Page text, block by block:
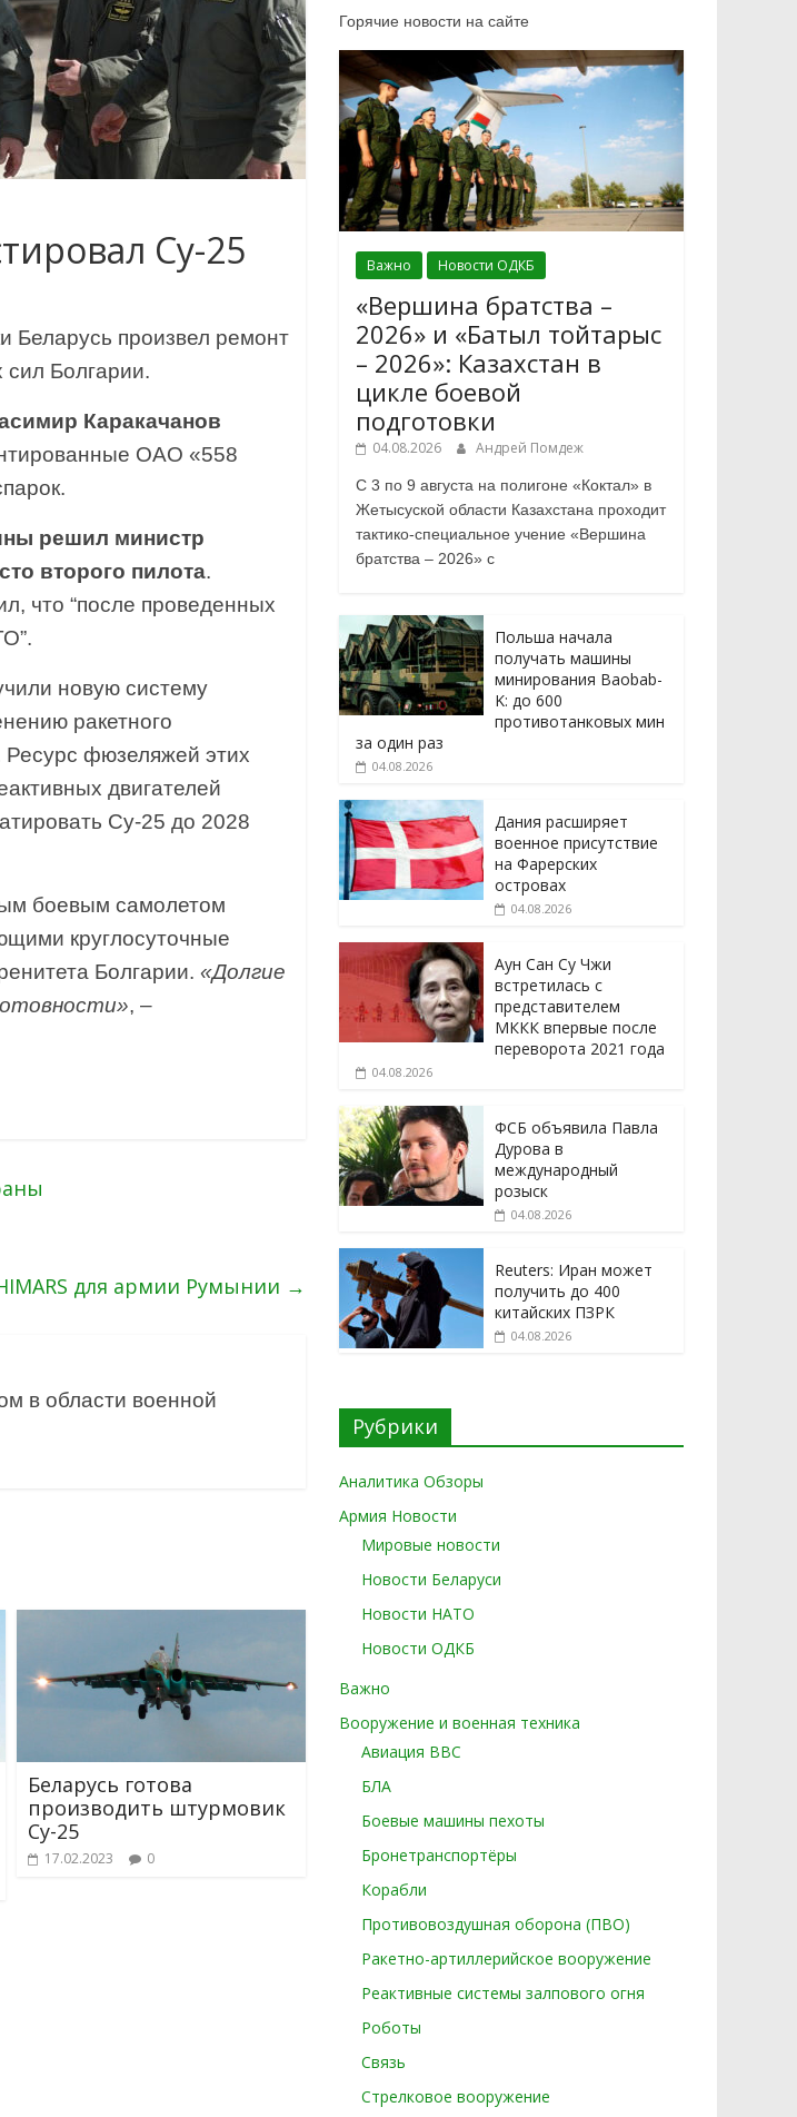
Су-25
Беларусь произвел ремонт
Болгарии.
Каракачанов
ОАО «558
решил министр
второго пилота.
что “после проведенных
новую систему
ракетного
Ресурс фюзеляжей этих
двигателей
Су-25 до 2028
боевым самолетом
круглосуточные
Болгарии. «Долгие
, –
для армии Румынии →
в области военной
Беларусь готова
производить штурмовик
Су-25
17.02.2023 0
Горячие новости на сайте
Важно Новости ОДКБ
«Вершина братства –
2026» и «Батыл тойтарыс
– 2026»: Казахстан в
цикле боевой
подготовки
04.08.2026 Андрей Помдеж
С 3 по 9 августа на полигоне «Коктал» в
Жетысуской области Казахстана проходит
тактико-специальное учение «Вершина
братства – 2026» с
Польша начала
получать машины
минирования Baobab-
K: до 600
противотанковых мин
за один раз
04.08.2026
Дания расширяет
военное присутствие
на Фарерских
островах
04.08.2026
Аун Сан Су Чжи
встретилась с
представителем
МККК впервые после
переворота 2021 года
04.08.2026
ФСБ объявила Павла
Дурова в
международный
розыск
04.08.2026
Reuters: Иран может
получить до 400
китайских ПЗРК
04.08.2026
Рубрики
Аналитика Обзоры
Армия Новости
Мировые новости
Новости Беларуси
Новости НАТО
Новости ОДКБ
Важно
Вооружение и военная техника
Авиация ВВС
БЛА
Боевые машины пехоты
Бронетранспортёры
Корабли
Противовоздушная оборона (ПВО)
Ракетно-артиллерийское вооружение
Реактивные системы залпового огня
Роботы
Связь
Стрелковое вооружение